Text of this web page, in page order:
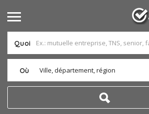
Quoi
Où Ville, département, région